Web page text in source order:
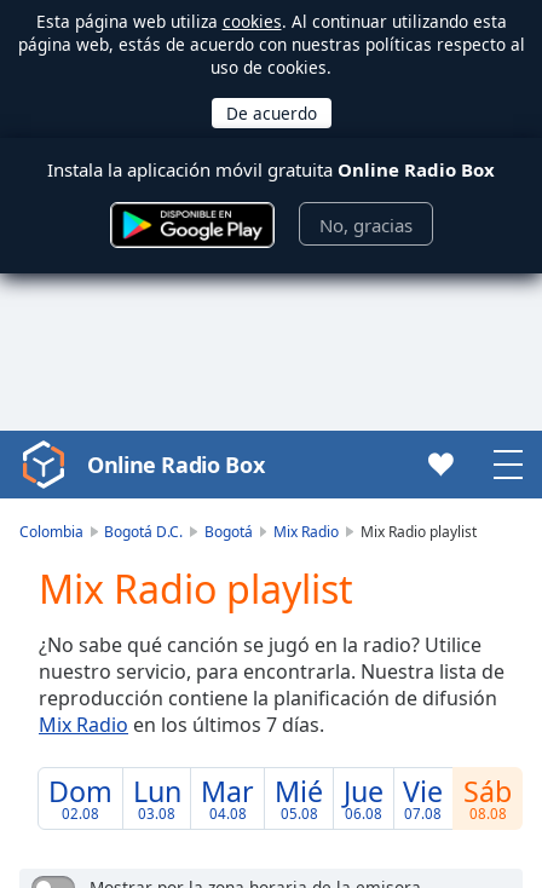
Esta página web utiliza cookies. Al continuar utilizando esta
página web, estás de acuerdo con nuestras políticas respecto al
uso de cookies.
Instala la aplicación móvil gratuita Online Radio Box
No, gracias
Video
Player
Play
Video
Skip
Backward
Skip
Forward
Current
0:00
Loaded:
Online Radio Box
Colombia Bogotá D.C. Bogotá Mix Radio Mix Radio playlist
Mix Radio playlist
¿No sabe qué canción se jugó en la radio? Utilice
nuestro servicio, para encontrarla. Nuestra lista de
reproducción contiene la planificación de difusión
Mix Radio en los últimos 7 días.
Dom
02.08
Lun
03.08
Mar
04.08
Mié
05.08
Jue
06.08
Vie
07.08
Sáb
08.08